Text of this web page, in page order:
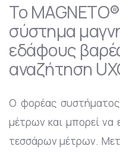
Το
σύστημα
εδάφους
αναζήτηση
Ο φορέας
μέτρων και μπορεί να
τεσσάρων μέτρων.